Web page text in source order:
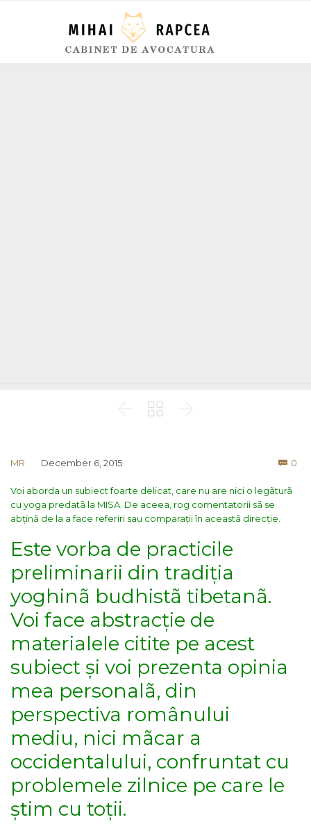
  
MR December 6, 2015  0
Voi aborda un subiect foarte delicat, care nu are nici o legãturã
cu yoga predatã la MISA. De aceea, rog comentatorii sã se
abținã de la a face referiri sau comparații în aceastã direcție.
Este vorba de practicile
preliminarii din tradiția
yoghinã budhistã tibetanã.
Voi face abstracție de
materialele citite pe acest
subiect și voi prezenta opinia
mea personalã, din
perspectiva românului
mediu, nici mãcar a
occidentalului, confruntat cu
problemele zilnice pe care le
știm cu toții.